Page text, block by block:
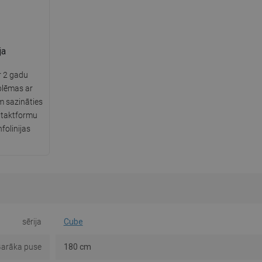
2 gadu
ar
sazināties
sērija Cube
puse 180 cm